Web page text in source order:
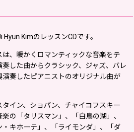
KimのレッスンCDです。
は、暖かくロマンティックな音楽をテ
した曲からクラシック、ジャズ、バレ
奏したピアニストのオリジナル曲が
イン、ショパン、チャイコフスキー
の「タリスマン」、「白鳥の湖」、
・キホーテ」、「ライモンダ」、「ダ